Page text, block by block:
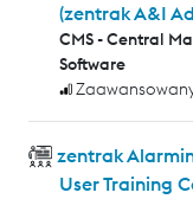
(zentrak A&I
CMS - Central
Software
zentrak
User Training